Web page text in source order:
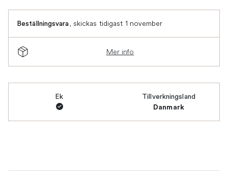
Beställningsvara, skickas tidigast 1 november
Mer info
Ek Tillverkningsland
Danmark